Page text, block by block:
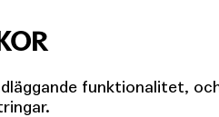
SCENKONST
funktionalitet,